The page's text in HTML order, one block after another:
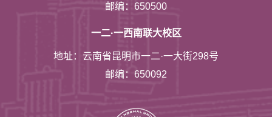
邮编：650500
一二·一西南联大校区
地址：云南省昆明市一二·一大街298号
邮编：650092